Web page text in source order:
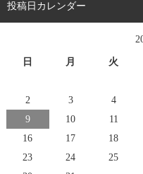
投稿日カレンダー
日 月 火
2
3 4
9
10 11
16
17 18
23
24 25